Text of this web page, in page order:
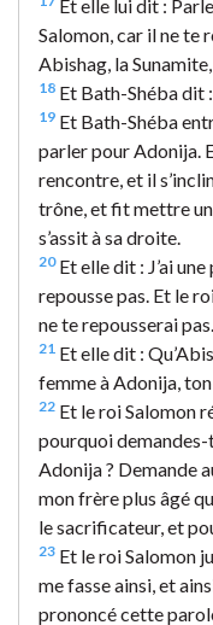
Et elle lui dit :
Salomon, car il ne te
Abishag, la
18 Et Bath-Shéba dit
19 Et Bath-Shéba
parler pour Adonija.
rencontre, et il
trône, et fit mettre
s’assit à sa droite.
20Et elle dit : J’ai
repousse pas. Et le
ne te repousserai pas.
21 Et elle dit :
femme à Adonija,
22 Et le roi Salomon
pourquoi demandes-
Adonija ? Demande
mon frère plus âgé
le sacrificateur, et
23 Et le roi Salomon
me fasse ainsi, et
prononcé cette